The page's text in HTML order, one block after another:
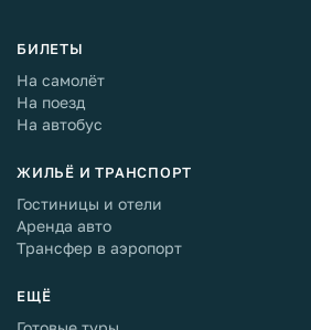
БИЛЕТЫ
На самолёт
На поезд
На автобус
ЖИЛЬЁ И ТРАНСПОРТ
Гостиницы и отели
Аренда авто
Трансфер в аэропорт
ЕЩЁ